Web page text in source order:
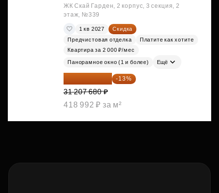
ЖК Скай Гарден, 2 корпус, 3 секция, 2
этаж, №339
1 кв 2027
Скидка
Предчистовая отделка
Платите как хотите
Квартира за 2 000 ₽/мес
Панорамное окно (1 и более) Ещё
27 150 682 ₽ -13%
31 207 680 ₽
418 992 ₽ за м²